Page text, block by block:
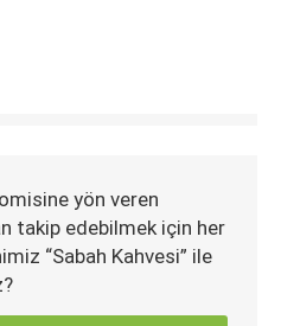
yön veren
takip edebilmek için her
“Sabah Kahvesi” ile